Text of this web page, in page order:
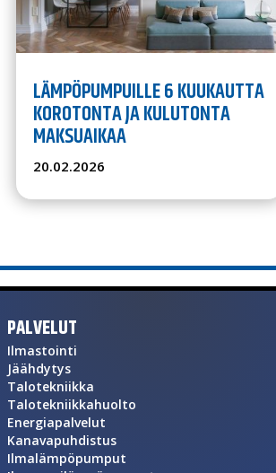
LÄMPÖPUMPUILLE 6 KUUKAUTTA
KOROTONTA JA KULUTONTA
MAKSUAIKAA
20.02.2026
PALVELUT
Ilmastointi
Jäähdytys
Talotekniikka
Talotekniikkahuolto
Energiapalvelut
Kanavapuhdistus
Ilmalämpöpumput